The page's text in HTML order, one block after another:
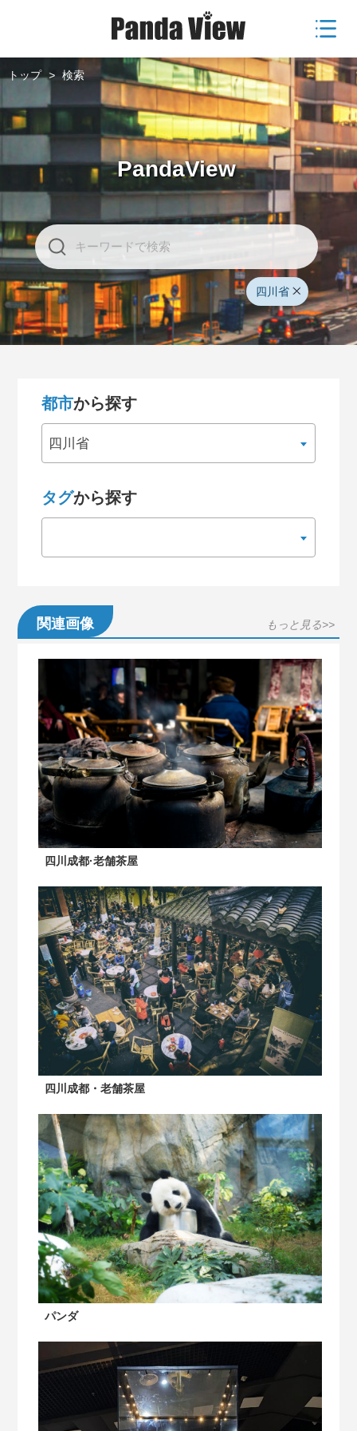
トップ > 検索
PandaView
四川省
都市から探す
四川省
タグから探す
関連画像 もっと見る>>
四川成都·老舗茶屋
四川成都・老舗茶屋
パンダ